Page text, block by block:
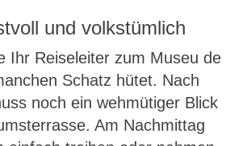
und volkstümlich
Ihr Reiseleiter zum Museu de
Schatz hütet. Nach
noch ein wehmütiger Blick
Am Nachmittag